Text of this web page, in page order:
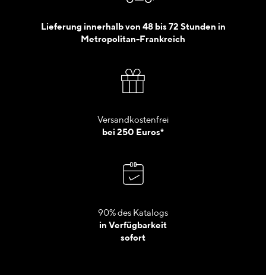
Lieferung innerhalb von 48 bis 72 Stunden in
Metropolitan-Frankreich
Versandkostenfrei
bei 250 Euros*
90% des Katalogs
in Verfügbarkeit
sofort